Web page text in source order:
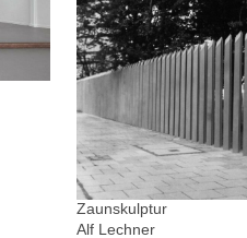
Zaunskulptur
Alf Lechner